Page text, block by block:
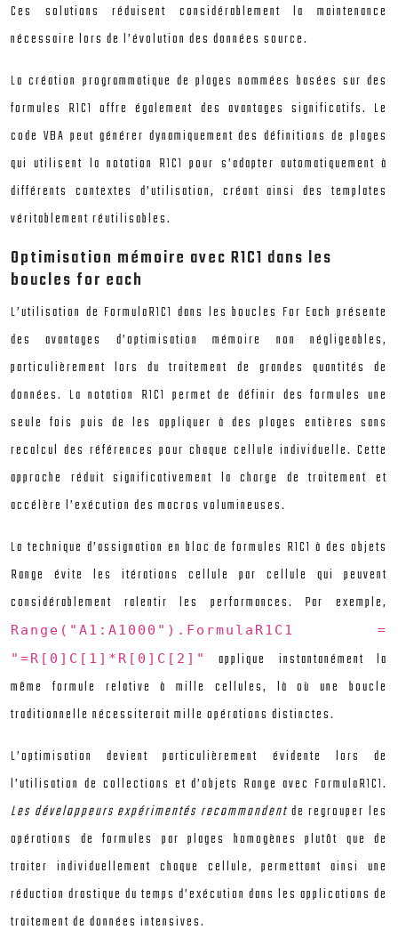
Ces solutions réduisent considérablement la maintenance
nécessaire lors de l’évolution des données source.
La création programmatique de plages nommées basées sur des
formules R1C1 offre également des avantages significatifs. Le
code VBA peut générer dynamiquement des définitions de plages
qui utilisent la notation R1C1 pour s’adapter automatiquement à
différents contextes d’utilisation, créant ainsi des templates
véritablement réutilisables.
Optimisation mémoire avec R1C1 dans les
boucles for each
L’utilisation de FormulaR1C1 dans les boucles For Each présente
des avantages d’optimisation mémoire non négligeables,
particulièrement lors du traitement de grandes quantités de
données. La notation R1C1 permet de définir des formules une
seule fois puis de les appliquer à des plages entières sans
recalcul des références pour chaque cellule individuelle. Cette
approche réduit significativement la charge de traitement et
accélère l’exécution des macros volumineuses.
La technique d’assignation en bloc de formules R1C1 à des objets
Range évite les itérations cellule par cellule qui peuvent
considérablement ralentir les performances. Par exemple,
Range("A1:A1000").FormulaR1C1 =
"=R[0]C[1]*R[0]C[2]"
applique instantanément la
même formule relative à mille cellules, là où une boucle
traditionnelle nécessiterait mille opérations distinctes.
L’optimisation devient particulièrement évidente lors de
l’utilisation de collections et d’objets Range avec FormulaR1C1.
Les développeurs expérimentés recommandent de regrouper les
opérations de formules par plages homogènes plutôt que de
traiter individuellement chaque cellule, permettant ainsi une
réduction drastique du temps d’exécution dans les applications de
traitement de données intensives.